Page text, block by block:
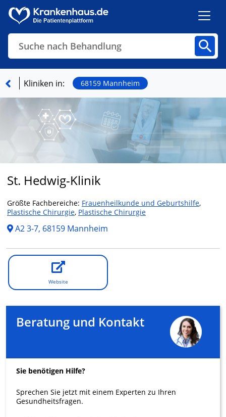
Suche nach Behandlung
Finden
Kliniken in: 68159 Mannheim
St. Hedwig-Klinik
Größte Fachbereiche: Frauenheilkunde und Geburtshilfe,
Plastische Chirurgie, Plastische Chirurgie
A2 3-7, 68159 Mannheim
Website
Beratung und Kontakt
Sie benötigen Hilfe?
Sprechen Sie jetzt mit einem Experten zu Ihren
Gesundheitsfragen.